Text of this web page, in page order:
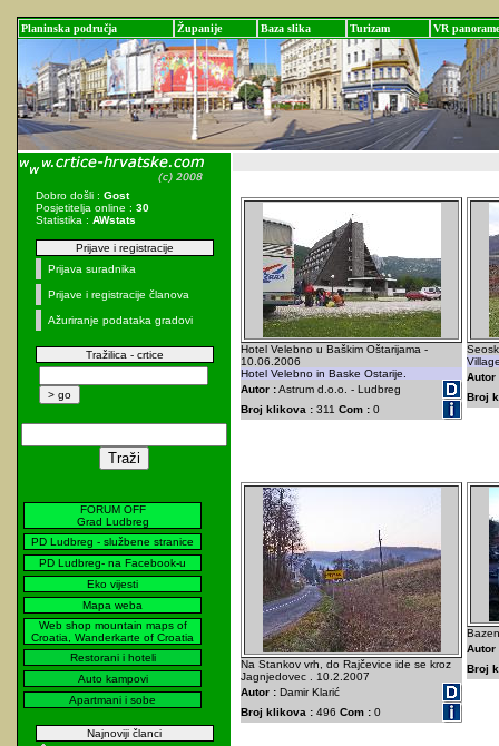
Planinska područja Županije Baza slika Turizam VR panorame
Dobro došli : Gost
Posjetitelja online : 30
Statistika : AWstats
Prijave i registracije
Prijava suradnika
Prijave i registracije članova
Ažuriranje podataka gradovi
Tražilica - crtice
FORUM OFF
Grad Ludbreg
PD Ludbreg - službene stranice
PD Ludbreg- na Facebook-u
Eko vijesti
Mapa weba
Web shop mountain maps of
Croatia, Wanderkarte of Croatia
Restorani i hoteli
Auto kampovi
Apartmani i sobe
Najnoviji članci
Hotel Velebno u Baškim Oštarijama -
10.06.2006
Hotel Velebno in Baske Ostarije.
Autor :Astrum d.o.o. - Ludbreg
Broj klikova : 311 Com : 0
Autor
Broj
Na Stankov vrh, do Rajčevice ide se kroz
Jagnjedovec . 10.2.2007
Autor : Damir Klarić
Broj klikova : 496 Com : 0
Autor
Broj